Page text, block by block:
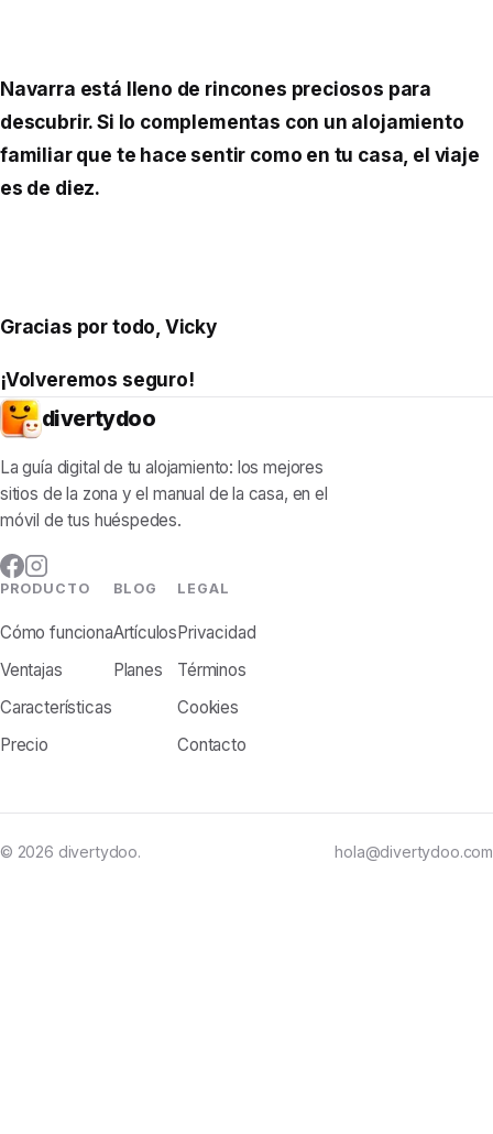
Navarra está lleno de rincones preciosos para
descubrir. Si lo complementas con un alojamiento
familiar que te hace sentir como en tu casa, el viaje
es de diez.
Gracias por todo, Vicky
¡Volveremos seguro!
divertydoo
La guía digital de tu alojamiento: los mejores
sitios de la zona y el manual de la casa, en el
móvil de tus huéspedes.
PRODUCTO
Cómo funciona
Ventajas
Características
Precio
BLOG
Artículos
Planes
LEGAL
Privacidad
Términos
Cookies
Contacto
© 2026 divertydoo. hola@divertydoo.com